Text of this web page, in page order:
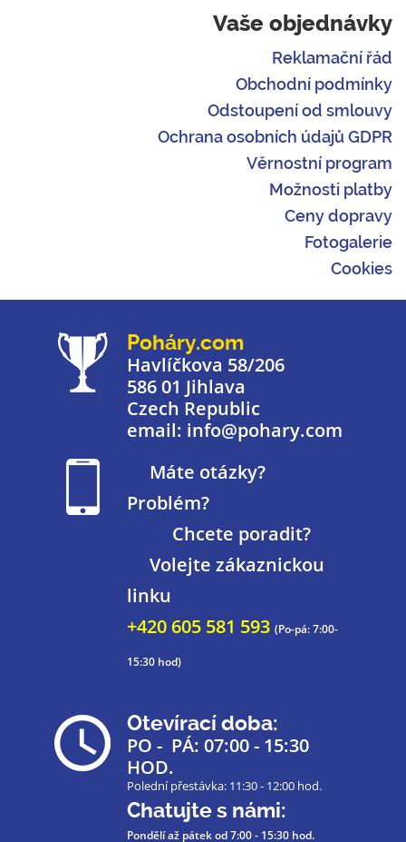
Vaše objednávky
Reklamační řád
Obchodní podmínky
Odstoupení od smlouvy
Ochrana osobních údajů GDPR
Věrnostní program
Možnosti platby
Ceny dopravy
Fotogalerie
Cookies
Poháry.com
Havlíčkova 58/206
586 01 Jihlava
Czech Republic
email: info@pohary.com
Máte otázky?
Problém?
Chcete poradit?
Volejte zákaznickou
linku
+420 605 581 593 (Po-pá: 7:00-
15:30 hod)
Otevírací doba:
PO - PÁ: 07:00 - 15:30
HOD.
Polední přestávka: 11:30 - 12:00 hod.
Chatujte s námi:
Pondělí až pátekod 7:00 - 15:30 hod.